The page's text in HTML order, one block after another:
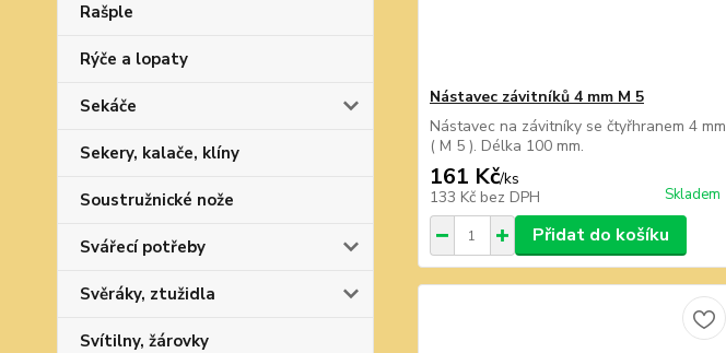
Rašple
Rýče a lopaty
Sekáče
Sekery, kalače, klíny
Soustružnické nože
Svářecí potřeby
Svěráky, ztužidla
Svítilny, žárovky
Nástavec závitníků 4 mm M 5
Nástavec na závitníky se čtyřhranem 4 mm
( M 5 ). Délka 100 mm.
161 Kč/ks
133 Kč bez DPH Skladem
Přidat do košíku